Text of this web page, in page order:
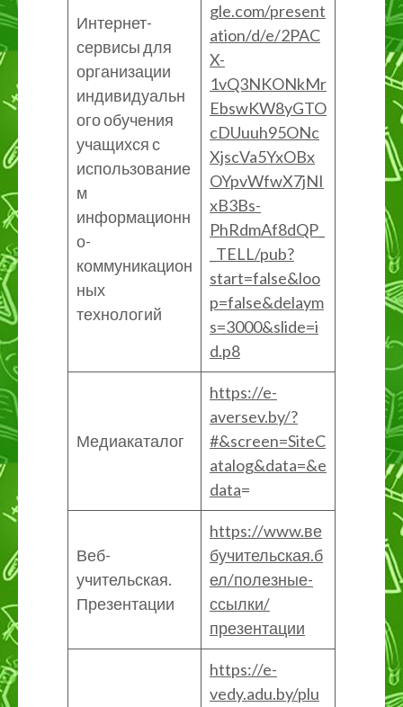
Интернет-
сервисы для
организации
индивидуальн
ого обучения
учащихся с
использование
м
информационн
о-
коммуникацион
ных
технологий
gle.com/present
ation/d/e/2PAC
X-
1vQ3NKONkMr
EbswKW8yGTO
cDUuuh95ONc
XjscVa5YxOBx
OYpvWfwX7jNI
xB3Bs-
PhRdmAf8dQP_
_TELL/pub?
start=false&loo
p=false&delaym
s=3000&slide=i
d.p8
Медиакаталог
https://e-
aversev.by/?
#&screen=SiteC
atalog&data=&e
data=
Веб-
учительская.
Презентации
https://www.ве
бучительская.б
ел/полезные-
ссылки/
презентации
https://e-
vedy.adu.by/plu